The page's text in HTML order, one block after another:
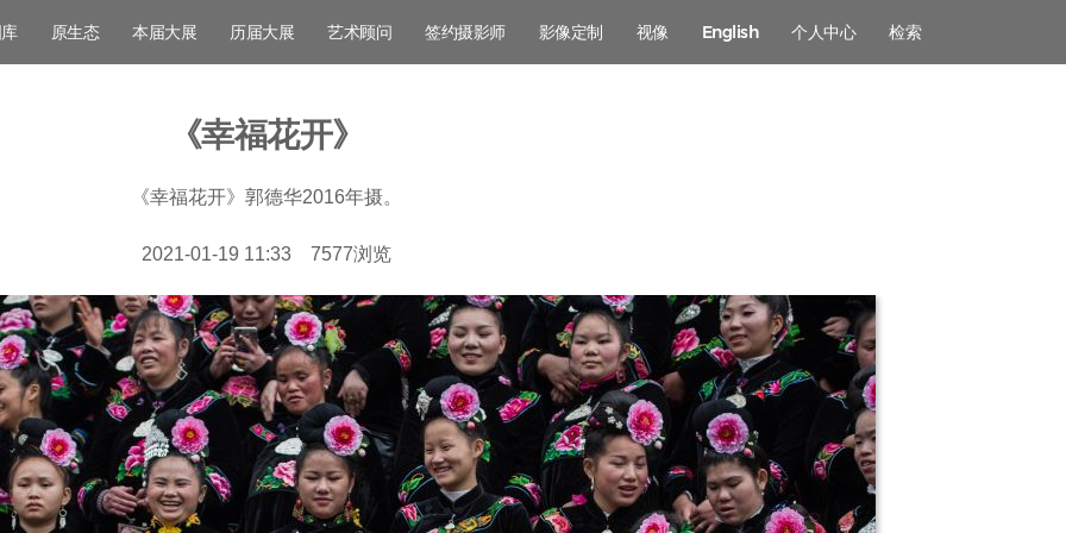
原生态 本届大展 历届大展 艺术顾问 签约摄影师 影像定制 视像 English 个人中心 检索
《幸福花开》
《幸福花开》郭德华2016年摄。
2021-01-19 11:33 7577浏览